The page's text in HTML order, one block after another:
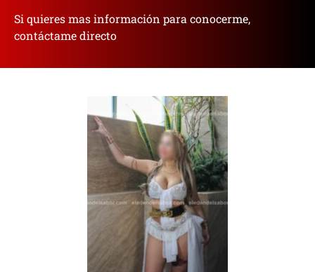
Si quieres mas información para conocerme,
contáctame directo